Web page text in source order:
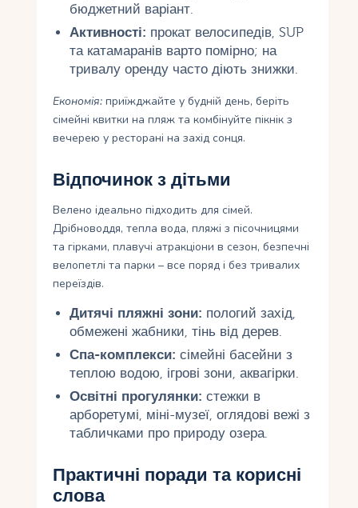
бюджетний варіант.
Активності: прокат велосипедів, SUP
та катамаранів варто помірно; на
тривалу оренду часто діють знижки.
Економія: приїжджайте у будній день, беріть
сімейні квитки на пляж та комбінуйте пікнік з
вечерею у ресторані на захід сонця.
Відпочинок з дітьми
Велено ідеально підходить для сімей.
Дрібноводдя, тепла вода, пляжі з пісочницями
та гірками, плавучі атракціони в сезон, безпечні
велопетлі та парки – все поряд і без тривалих
переїздів.
Дитячі пляжні зони: пологий захід,
обмежені жабники, тінь від дерев.
Спа-комплекси: сімейні басейни з
теплою водою, ігрові зони, аквагірки.
Освітні прогулянки: стежки в
арборетумі, міні-музеї, оглядові вежі з
табличками про природу озера.
Практичні поради та корисні
слова